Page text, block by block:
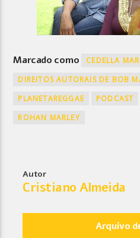
Marcado como
CEDELLA
DIREITOS AUTORAIS DE BOB
PLANETAREGGAE
PODCAST
ROHAN MARLEY
Autor
Cristiano Almeida
Arquivo